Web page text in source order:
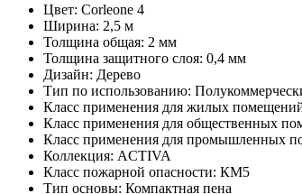
Цвет: Corleone 4
Ширина: 2,5 м
Толщина общая: 2 мм
Толщина защитного слоя: 0,4 мм
Дизайн: Дерево
Тип по использованию:
Класс применения для жилых
Класс применения для общественных
Класс применения для промышленных
Коллекция: ACTIVA
Класс пожарной опасности: КМ5
Тип основы: Компактная пена